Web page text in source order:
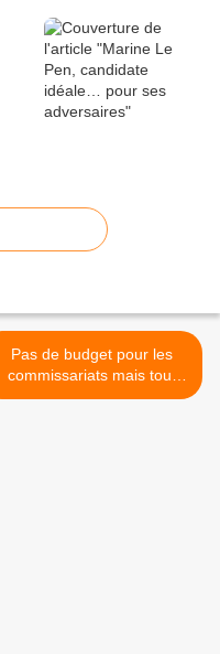
Pas de budget pour les
commissariats mais tout
pour les migrants ! >